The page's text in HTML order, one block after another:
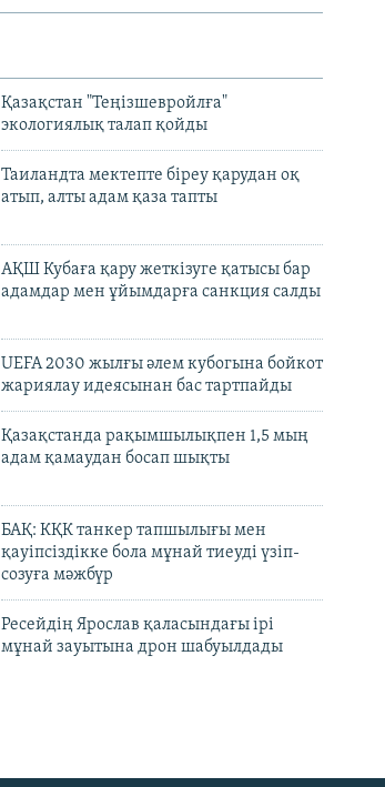
Қазақстан "Теңізшевройлға"
экологиялық талап қойды
Таиландта мектепте біреу қарудан оқ
атып, алты адам қаза тапты
АҚШ Кубаға қару жеткізуге қатысы бар
адамдар мен ұйымдарға санкция салды
UEFA 2030 жылғы әлем кубогына бойкот
жариялау идеясынан бас тартпайды
Қазақстанда рақымшылықпен 1,5 мың
адам қамаудан босап шықты
БАҚ: КҚК танкер тапшылығы мен
қауіпсіздікке бола мұнай тиеуді үзіп-
созуға мәжбүр
Ресейдің Ярослав қаласындағы ірі
мұнай зауытына дрон шабуылдады